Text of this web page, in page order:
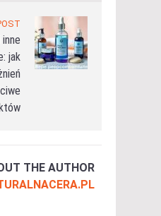
jak
THE AUTHOR